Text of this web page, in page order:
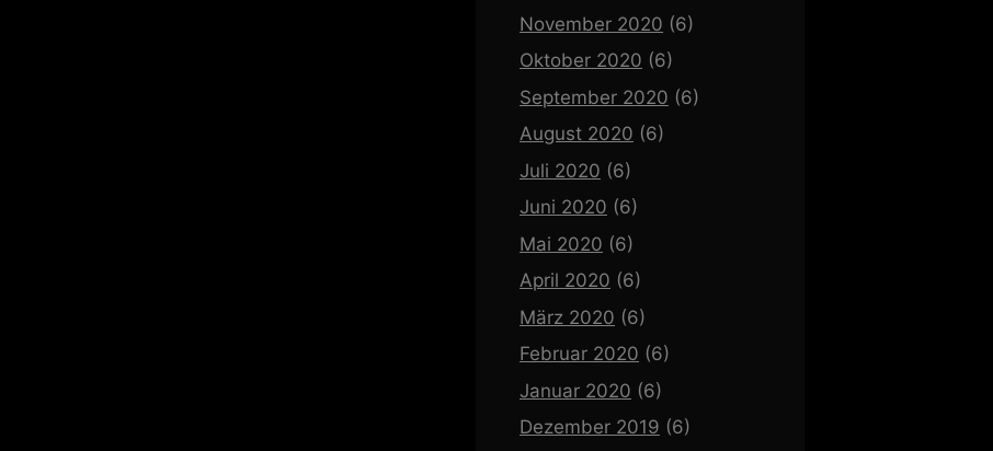
November 2020 (6)
Oktober 2020 (6)
September 2020 (6)
August 2020 (6)
Juli 2020 (6)
Juni 2020 (6)
Mai 2020 (6)
April 2020 (6)
März 2020 (6)
Februar 2020 (6)
Januar 2020 (6)
Dezember 2019 (6)